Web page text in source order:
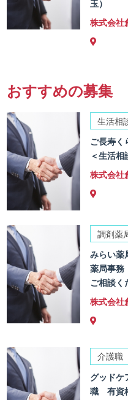
玉）
株式会社
おすすめの募集
生活相
ご長寿
＜生活相
株式会社
調剤薬
みらい薬
薬局事
ご相談
株式会社
介護職
グッドケ
職 有資